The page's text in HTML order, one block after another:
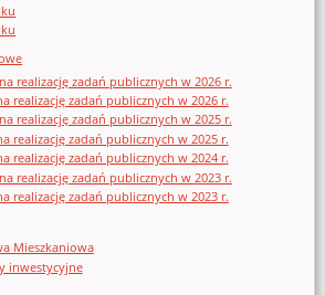
realizację zadań publicznych w 2026 r.
realizację zadań publicznych w 2026 r.
realizację zadań publicznych w 2025 r.
realizację zadań publicznych w 2025 r.
realizację zadań publicznych w 2024 r.
realizację zadań publicznych w 2023 r.
realizację zadań publicznych w 2023 r.
Mieszkaniowa
inwestycyjne